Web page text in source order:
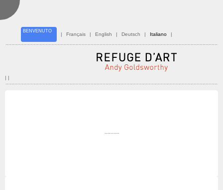
BENVENUTO
| Français | English | Deutsch | Italiano |
| |